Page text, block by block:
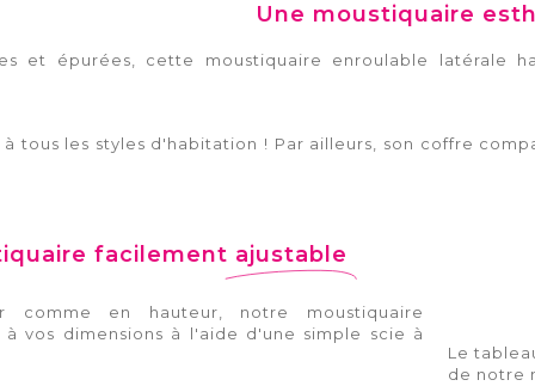
Une moustiquaire
et épurées, cette moustiquaire enroulable
tous les styles d'habitation ! Par ailleurs, son coffre
facilement ajustable
comme en hauteur, notre moustiquaire
vos dimensions à l'aide d'une simple scie à
Le
de notre